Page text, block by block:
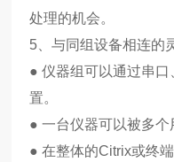
处理的机会。
5、与同组设备相连的
● 仪器组可以通过串
置。
● 一台仪器可以被多个
● 在整体的Citrix或终